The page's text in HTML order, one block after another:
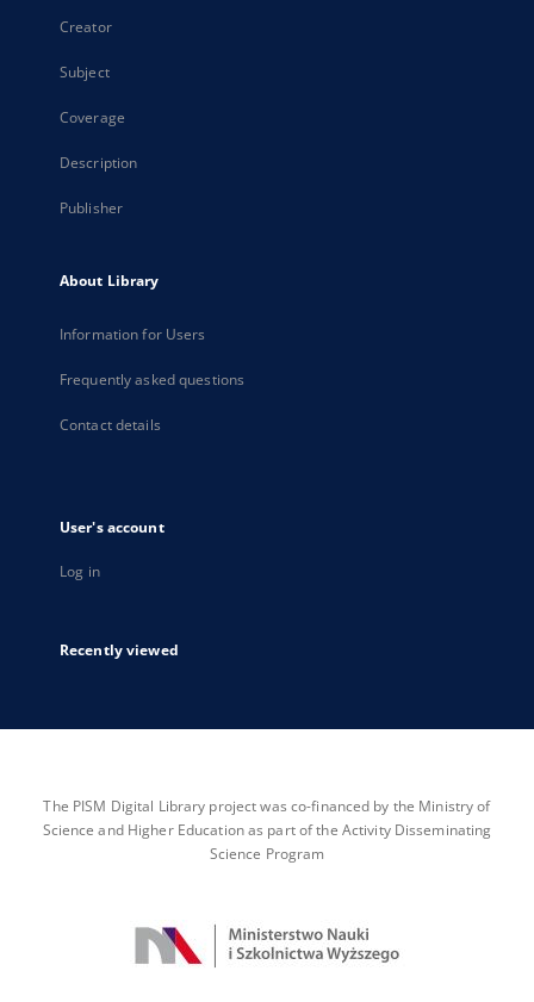
Creator
Subject
Coverage
Description
Publisher
About Library
Information for Users
Frequently asked questions
Contact details
User's account
Log in
Recently viewed
The PISM Digital Library project was co-financed by the Ministry of
Science and Higher Education as part of the Activity Disseminating
Science Program